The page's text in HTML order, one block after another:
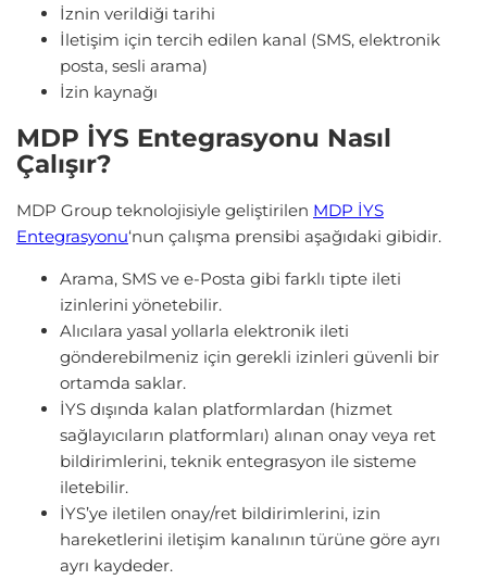
İznin verildiği tarihi
İletişim için tercih edilen kanal (SMS, elektronik
posta, sesli arama)
İzin kaynağı
MDP İYS Entegrasyonu Nasıl
Çalışır?
MDP Group teknolojisiyle geliştirilen MDP İYS
Entegrasyonu‘nun çalışma prensibi aşağıdaki gibidir.
Arama, SMS ve e-Posta gibi farklı tipte ileti
izinlerini yönetebilir.
Alıcılara yasal yollarla elektronik ileti
gönderebilmeniz için gerekli izinleri güvenli bir
ortamda saklar.
İYS dışında kalan platformlardan (hizmet
sağlayıcıların platformları) alınan onay veya ret
bildirimlerini, teknik entegrasyon ile sisteme
iletebilir.
İYS’ye iletilen onay/ret bildirimlerini, izin
hareketlerini iletişim kanalının türüne göre ayrı
ayrı kaydeder.